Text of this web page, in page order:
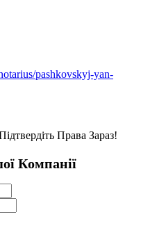
pashkovskyj-yan-
Права Зараз!
Компанії